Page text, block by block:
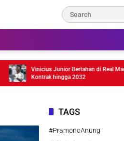
Vinicius Junior Bertahan di Real Madrid,
Kontrak hingga 2032
TAGS
#PramonoAnung